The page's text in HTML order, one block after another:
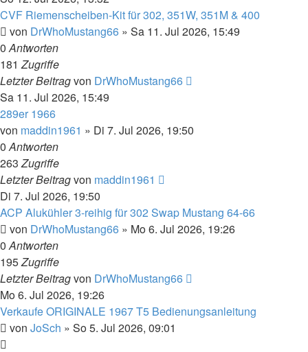
CVF Riemenscheiben-Kit für 302, 351W, 351M & 400
von DrWhoMustang66 » Sa 11. Jul 2026, 15:49
0Antworten
181Zugriffe
Letzter Beitragvon DrWhoMustang66
Sa 11. Jul 2026, 15:49
289er 1966
von maddin1961 » Di 7. Jul 2026, 19:50
0Antworten
263Zugriffe
Letzter Beitragvon maddin1961
Di 7. Jul 2026, 19:50
ACP Alukühler 3-reihig für 302 Swap Mustang 64-66
von DrWhoMustang66 » Mo 6. Jul 2026, 19:26
0Antworten
195Zugriffe
Letzter Beitragvon DrWhoMustang66
Mo 6. Jul 2026, 19:26
Verkaufe ORIGINALE 1967 T5 Bedienungsanleitung
von JoSch » So 5. Jul 2026, 09:01